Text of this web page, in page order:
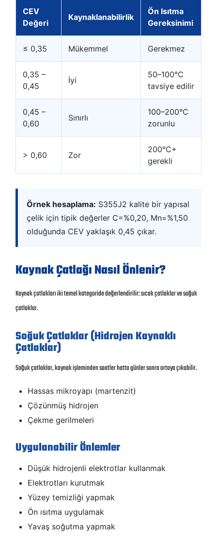
CEV
Değeri
Kaynaklanabilirlik
Ön Isıtma
Gereksinimi
≤ 0,35 Mükemmel Gerekmez
0,35 –
0,45
İyi
50–100°C
tavsiye edilir
0,45 –
0,60
Sınırlı
100–200°C
zorunlu
> 0,60 Zor
200°C+
gerekli
Örnek hesaplama: S355J2 kalite bir yapısal
çelik için tipik değerler C=%0,20, Mn=%1,50
olduğunda CEV yaklaşık 0,45 çıkar.
Kaynak Çatlağı Nasıl Önlenir?
Kaynak çatlakları iki temel kategoride değerlendirilir: sıcak çatlaklar ve soğuk
çatlaklar.
Soğuk Çatlaklar (Hidrojen Kaynaklı
Çatlaklar)
Soğuk çatlaklar, kaynak işleminden saatler hatta günler sonra ortaya çıkabilir.
Hassas mikroyapı (martenzit)
Çözünmüş hidrojen
Çekme gerilmeleri
Uygulanabilir Önlemler
Düşük hidrojenli elektrotlar kullanmak
Elektrotları kurutmak
Yüzey temizliği yapmak
Ön ısıtma uygulamak
Yavaş soğutma yapmak